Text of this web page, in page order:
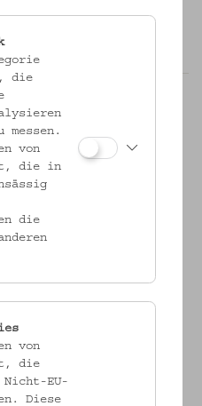
zum „Hof der Kulturen“
Ritzi
Ritzi
Wien.
...
die
von
die in
die
von
die
EU-
Diese